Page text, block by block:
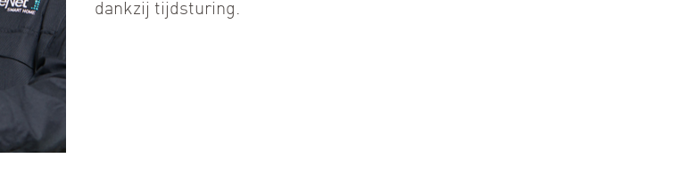
dankzij tijdsturing.